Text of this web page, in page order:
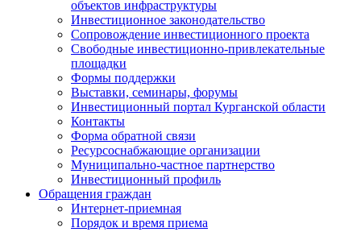
объектов инфраструктуры
Инвестиционное законодательство
Сопровождение инвестиционного проекта
Свободные инвестиционно-привлекательные
площадки
Формы поддержки
Выставки, семинары, форумы
Инвестиционный портал Курганской области
Контакты
Форма обратной связи
Ресурсоснабжающие организации
Муниципально-частное партнерство
Инвестиционный профиль
Обращения граждан
Интернет-приемная
Порядок и время приема